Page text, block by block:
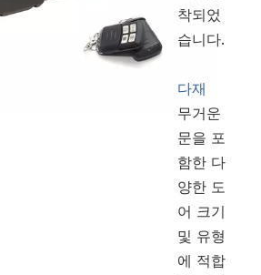
착되었
습니다.
다재
무거운
문을 포
함한 다
양한 도
어 크기
및 유형
에 적합